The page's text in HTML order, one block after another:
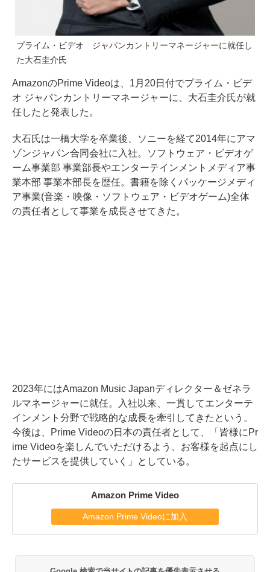
プライム・ビデオ ジャパンカントリーマネージャーに就任し
た大石圭介氏
AmazonのPrime Videoは、1月20日付でプライム・ビデ
オ ジャパンカントリーマネージャーに、大石圭介氏が就
任したと発表した。
大石氏は一橋大学を卒業後、ソニーを経て2014年にアマ
ゾンジャパン合同会社に入社。ソフトウェア・ビデオゲ
ーム事業部 事業部長やエンターテインメントメディア事
業本部 事業本部長を歴任。書籍を除くパッケージメディ
ア事業(音楽・映像・ソフトウェア・ビデオゲーム)全体
の責任者として事業を成長させてきた。
2023年にはAmazon Music Japanディレクター＆ゼネラ
ルマネージャーに就任。入社以来、一貫してエンターテ
インメント分野で戦略的な成長を牽引してきたという。
今後は、Prime Videoの日本の責任者として、「皆様にPr
ime Videoを楽しんでいただけるよう、お客様を起点にし
たサービスを提供していく」としている。
Amazon Prime Video
Amazon Prime Videoに加入